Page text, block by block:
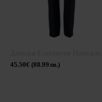
45.50€ (88.99лв.)